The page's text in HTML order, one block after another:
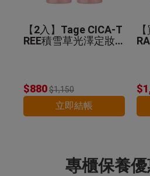
【2入】Tage CICA-T
REE積雪草光澤定妝
$880$1,150
立即結帳
專櫃保養